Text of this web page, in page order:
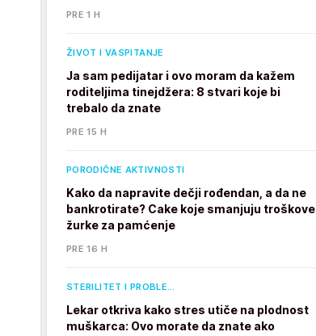
PRE 1 H
ŽIVOT I VASPITANJE
Ja sam pedijatar i ovo moram da kažem
roditeljima tinejdžera: 8 stvari koje bi
trebalo da znate
PRE 15 H
PORODIČNE AKTIVNOSTI
Kako da napravite dečji rođendan, a da ne
bankrotirate? Cake koje smanjuju troškove
žurke za pamćenje
PRE 16 H
STERILITET I PROBLE…
Lekar otkriva kako stres utiče na plodnost
muškarca: Ovo morate da znate ako